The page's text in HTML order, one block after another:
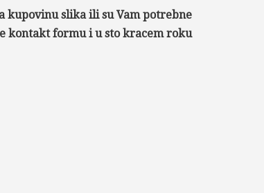
kupovinu slika ili su Vam potrebne
kontakt formu i u sto kracem roku